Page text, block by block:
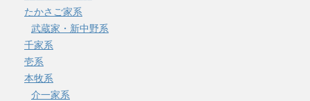
たかさご家系
武蔵家・新中野系
千家系
壱系
本牧系
介一家系